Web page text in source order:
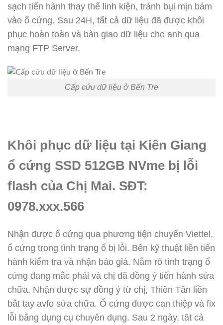
sạch tiến hành thay thế linh kiện, tránh bụi mịn bám
vào ổ cứng. Sau 24H, tất cả dữ liệu đã được khôi
phục hoàn toàn và bàn giao dữ liệu cho anh qua
mạng FTP Server.
Cấp cứu dữ liệu ở Bến Tre
Khôi phục dữ liệu tại Kiên Giang
ổ cứng SSD 512GB NVme bị lỗi
flash của Chị Mai. SĐT:
0978.xxx.566
Nhận được ổ cứng qua phương tiện chuyển Viettel,
ổ cứng trong tình trạng ổ bị lỗi. Bên kỹ thuật liền tiến
hành kiểm tra và nhận báo giá. Nắm rõ tình trạng ổ
cứng đang mắc phải và chị đã đồng ý tiến hành sửa
chữa. Nhận được sự đồng ý từ chị, Thiên Tân liền
bắt tay avfo sửa chữa. Ổ cứng được can thiệp và fix
lỗi bằng dụng cụ chuyên dụng. Sau 2 ngày, tât cả